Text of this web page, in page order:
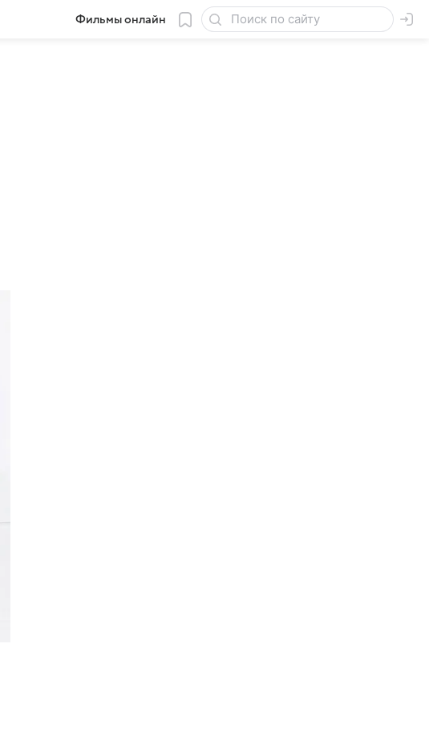
Фильмы онлайн